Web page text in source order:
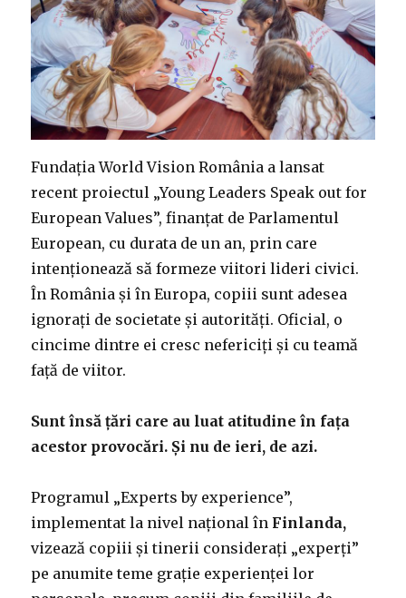
Fundația World Vision România a lansat
recent proiectul „Young Leaders Speak out for
European Values”, finanțat de Parlamentul
European, cu durata de un an, prin care
intenționează să formeze viitori lideri civici.
În România și în Europa, copiii sunt adesea
ignorați de societate și autorități. Oficial, o
cincime dintre ei cresc nefericiți și cu teamă
față de viitor.
Sunt însă ţări care au luat atitudine în faţa
acestor provocări. Şi nu de ieri, de azi.
Programul „Experts by experience”,
implementat la nivel național în Finlanda,
vizează copiii și tinerii considerați „experți”
pe anumite teme grație experienței lor